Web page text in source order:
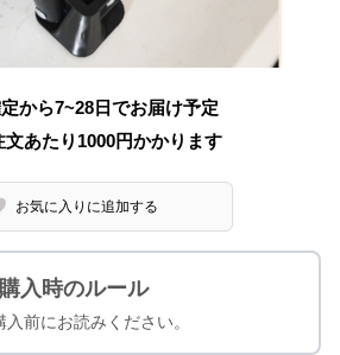
から7~28日でお届け予定
あたり 1000円かかります
お気に入りに追加する
購入時のルール
入前にお読みください。